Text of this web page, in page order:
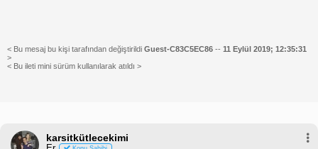
< Bu mesaj bu kişi tarafından değiştirildi Guest-C83C5EC86 -- 11 Eylül 2019; 12:35:31
>
< Bu ileti mini sürüm kullanılarak atıldı >
karsitkütlecekimi